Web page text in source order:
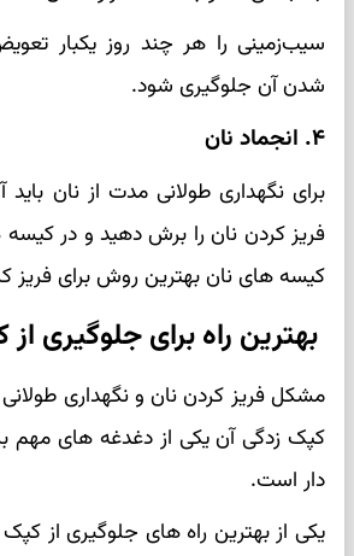
سیب‌زمینی را هر چند روز یکبار
شدن آن جلوگیری شود.
۴. انجماد نان
برای نگهداری طولانی مدت از نان باید
فریز کردن نان را برش دهید و در کیسه
کیسه های نان بهترین روش برای فریز
بهترین راه برای جلوگیری
مشکل فریز کردن نان و نگهداری
کپک زدگی آن یکی از دغدغه های مهم
دار است.
یکی از بهترین راه های جلوگیری از کپک